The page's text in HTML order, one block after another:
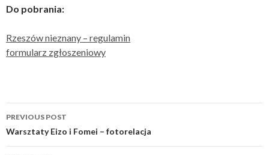
Do pobrania:
Rzeszów nieznany – regulamin
formularz zgłoszeniowy
Post
navigation
PREVIOUS POST
Warsztaty Eizo i Fomei – fotorelacja